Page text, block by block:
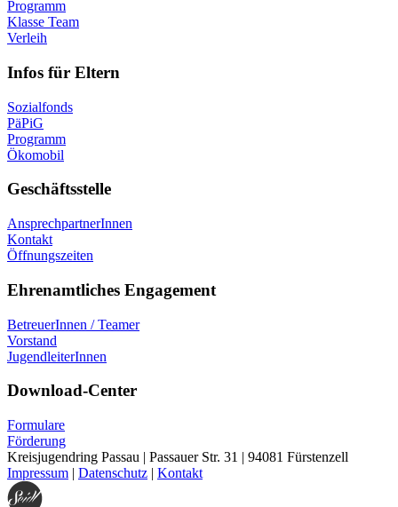
Programm
Klasse Team
Verleih
Infos für Eltern
Sozialfonds
PäPiG
Programm
Ökomobil
Geschäftsstelle
AnsprechpartnerInnen
Kontakt
Öffnungszeiten
Ehrenamtliches Engagement
BetreuerInnen / Teamer
Vorstand
JugendleiterInnen
Download-Center
Formulare
Förderung
Kreisjugendring Passau | Passauer Str. 31 | 94081 Fürstenzell
Impressum | Datenschutz | Kontakt